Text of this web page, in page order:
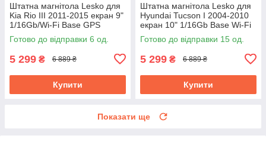
Штатна магнітола Lesko для
Kia Rio III 2011-2015 екран 9"
1/16Gb/Wi-Fi Base GPS
Android кіа
Готово до відправки 6 од.
5 299 ₴ 6 889 ₴
Купити
Штатна магнітола Lesko для
Hyundai Tucson I 2004-2010
екран 10" 1/16Gb Base Wi-Fi
GPS Android хендай
Готово до відправки 15 од.
5 299 ₴ 6 889 ₴
Купити
Показати ще